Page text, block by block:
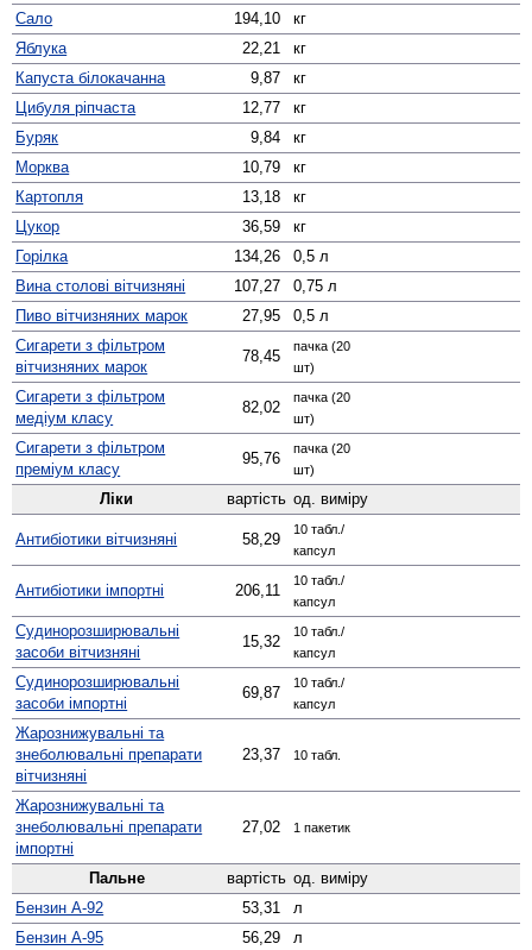
Сало
194,10
кг
Яблука
22,21
кг
Капуста білокачанна
9,87
кг
Цибуля ріпчаста
12,77
кг
Буряк
9,84
кг
Морква
10,79
кг
Картопля
13,18
кг
Цукор
36,59
кг
Горілка
134,26
0,5 л
Вина столові вітчизняні
107,27
0,75 л
Пиво вітчизняних марок
27,95
0,5 л
Сигарети з фільтром
вітчизняних марок
78,45
пачка (20
шт)
Сигарети з фільтром
медіум класу
82,02
пачка (20
шт)
Сигарети з фільтром
преміум класу
95,76
пачка (20
шт)
Ліки вартість од. виміру
Антибіотики вітчизняні 58,29
10 табл./
капсул
Антибіотики імпортні 206,11
10 табл./
капсул
Судино­розширювальні
засоби вітчизняні
15,32
10 табл./
капсул
Судино­розширювальні
засоби імпортні
69,87
10 табл./
капсул
Жаро­знижувальні та
знеболювальні препарати
вітчизняні
23,37 10 табл.
Жаро­знижувальні та
знеболювальні препарати
імпортні
27,02 1 пакетик
Пальне вартість од. виміру
Бензин А-92
53,31
л
Бензин А-95
56,29
л